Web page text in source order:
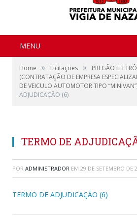
MENU
Home » Licitações »
PREGÃO
(CONTRATAÇÃO DE EMPRESA
DE VEICULO AUTOMOTOR TIPO
ADJUDICAÇÃO (6)
TERMO DE
POR ADMINISTRADOR EM 29 DE SETEMBRO DE
TERMO DE ADJUDICAÇÃO (6)